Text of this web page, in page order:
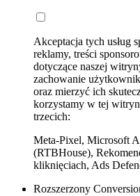
Akceptacja tych usług
reklamy, treści
dotyczące naszej
zachowanie
oraz mierzyć ich
korzystamy w tej
trzecich:
Meta-Pixel, Microsoft
(RTBHouse),
kliknięciach, Ads
Rozszerzony